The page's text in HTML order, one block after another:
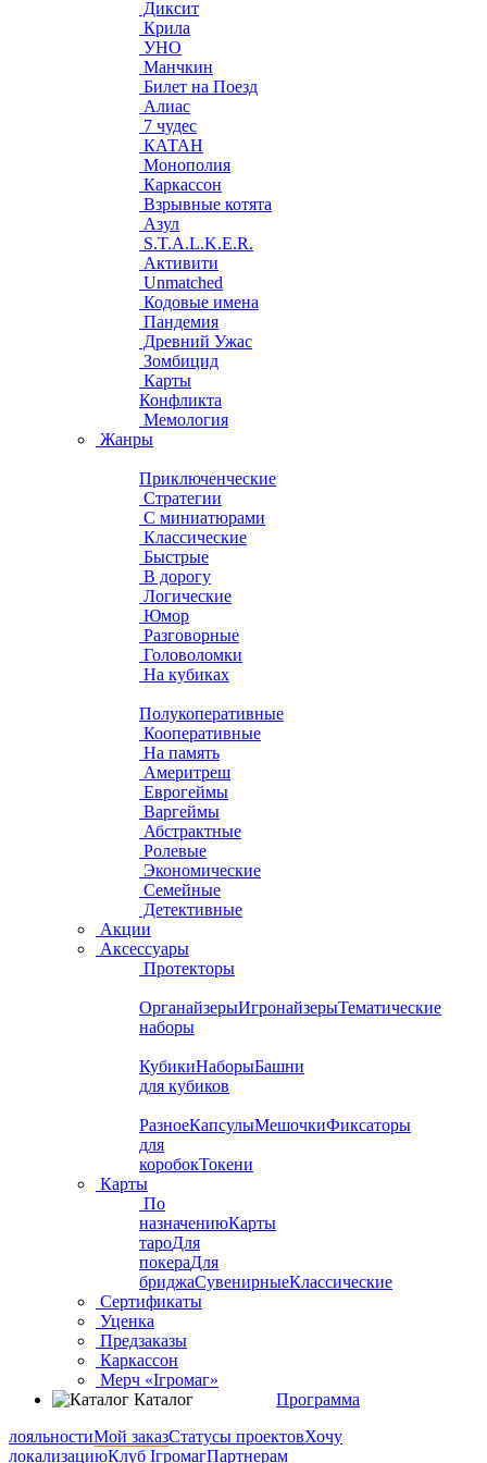
Диксит
Крила
УНО
Манчкин
Билет на Поезд
Алиас
7 чудес
КАТАН
Монополия
Каркассон
Взрывные котята
Азул
S.T.A.L.K.E.R.
Активити
Unmatched
Кодовые имена
Пандемия
Древний Ужас
Зомбицид
Карты
Конфликта
Мемология
Жанры
Приключенческие
Стратегии
С миниатюрами
Классические
Быстрые
В дорогу
Логические
Юмор
Разговорные
Головоломки
На кубиках
Полукоперативные
Кооперативные
На память
Америтреш
Еврогеймы
Варгеймы
Абстрактные
Ролевые
Экономические
Семейные
Детективные
Акции
Аксессуары
Протекторы
ОрганайзерыИгронайзерыТематические
наборы
КубикиНаборыБашни
для кубиков
РазноеКапсулыМешочкиФиксаторы
для
коробокТокени
Карты
По
назначениюКарты
тароДля
покераДля
бриджаСувенирныеКлассические
Сертификаты
Уценка
Предзаказы
Каркассон
Мерч «Ігромаг»
Каталог
Программа
лояльностиМой заказСтатусы проектовХочу
локализациюКлуб ІгромагПартнерам